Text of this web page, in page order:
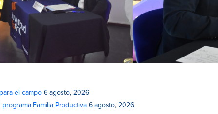
el campo 6 agosto, 2026
Familia Productiva 6 agosto, 2026